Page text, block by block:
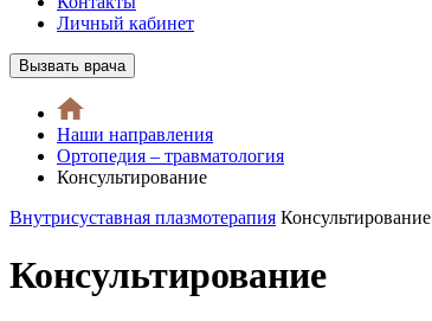
Личный кабинет
Вызвать врача
Наши направления
Ортопедия – травматология
Консультирование
Внутрисуставная плазмотерапия Консультирование
Консультирование